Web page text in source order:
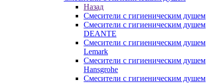
Назад
Смесители с гигиеническим душем
Смесители с гигиеническим душем
DEANTE
Смесители с гигиеническим душем
Lemark
Смесители с гигиеническим душем
Hansgrohe
Смесители с гигиеническим душем